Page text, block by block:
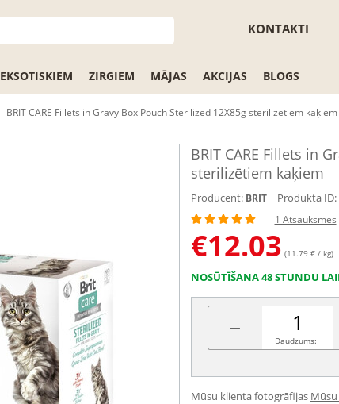
KONTAKTI
EKSOTISKIEM ZIRGIEM MĀJAS AKCIJAS BLOGS
BRIT CARE Fillets in Gravy Box Pouch Sterilized 12X85g sterilizētiem kaķiem
BRIT CARE Fillets in
sterilizētiem kaķiem
Producent: BRIT Produkta ID:
1 Atsauksmes
€12.03 (11.79 € / kg)
NOSŪTĪŠANA 48 STUNDU
− Daudzums:
Mūsu klienta fotogrāfijas